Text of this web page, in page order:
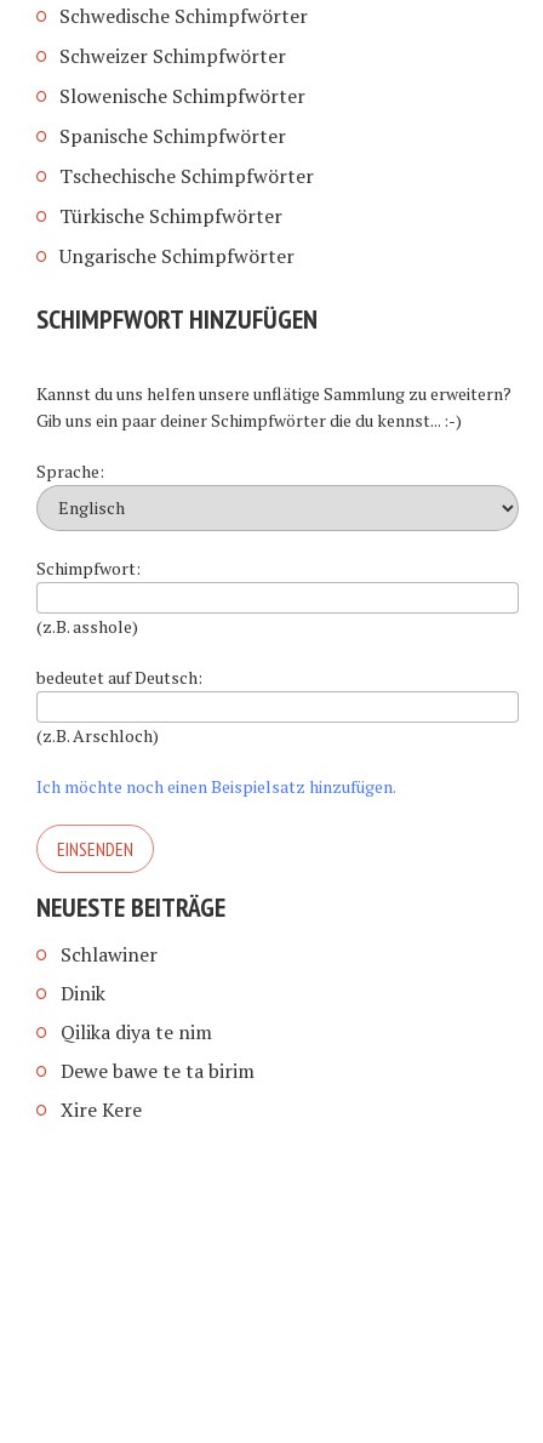
Schwedische Schimpfwörter
Schweizer Schimpfwörter
Slowenische Schimpfwörter
Spanische Schimpfwörter
Tschechische Schimpfwörter
Türkische Schimpfwörter
Ungarische Schimpfwörter
SCHIMPFWORT HINZUFÜGEN
Kannst du uns helfen unsere unflätige Sammlung zu erweitern?
Gib uns ein paar deiner Schimpfwörter die du kennst... :-)
Sprache:
Schimpfwort:
(z.B. asshole)
bedeutet auf Deutsch:
(z.B. Arschloch)
Ich möchte noch einen Beispielsatz hinzufügen.
NEUESTE BEITRÄGE
Schlawiner
Dinik
Qilika diya te nim
Dewe bawe te ta birim
Xire Kere